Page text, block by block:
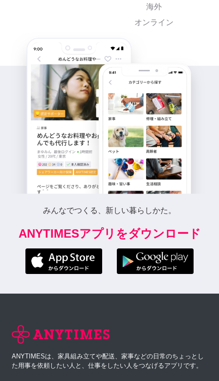
海外
オンライン
みんなでつくる、新しい暮らしかた。
ANYTIMESアプリをダウンロード
ANYTIMESは、家具組み立てや配送、家事などの日常のちょっとし
た用事を依頼したい人と、仕事をしたい人をつなげるアプリです。